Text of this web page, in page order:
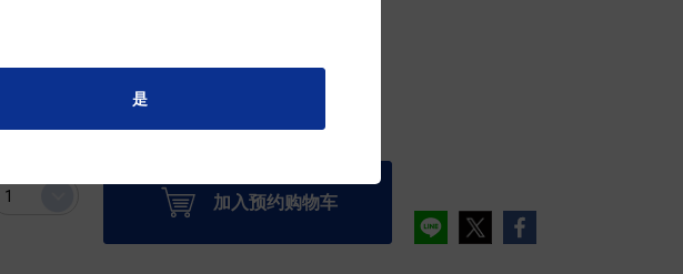
加入预约购物车